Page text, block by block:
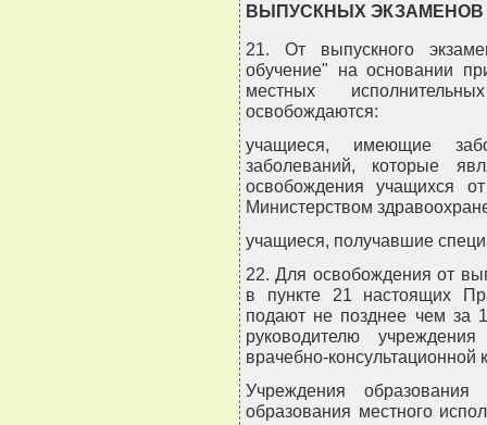
ВЫПУСКНЫХ ЭКЗАМЕНОВ
21. От выпускного
обучение" на основании
местных
освобождаются:
учащиеся, имеющие
заболеваний, которые
освобождения учащихся
Министерством
учащиеся, получавшие
22. Для освобождения от
в пункте 21 настоящих
подают не позднее чем за
руководителю
врачебно-консультационной
Учреждения
образования местного